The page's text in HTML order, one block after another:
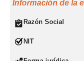
Información de la
Razón Social
NIT